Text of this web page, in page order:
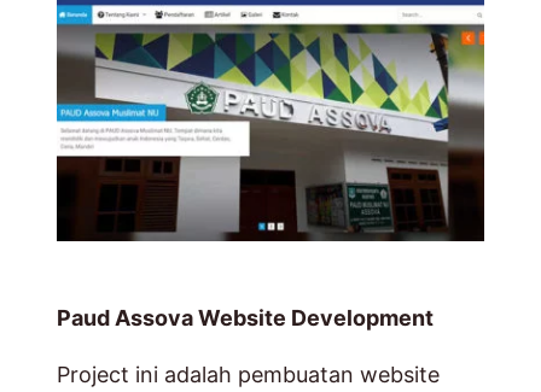
Paud Assova Website Development
Project ini adalah pembuatan website